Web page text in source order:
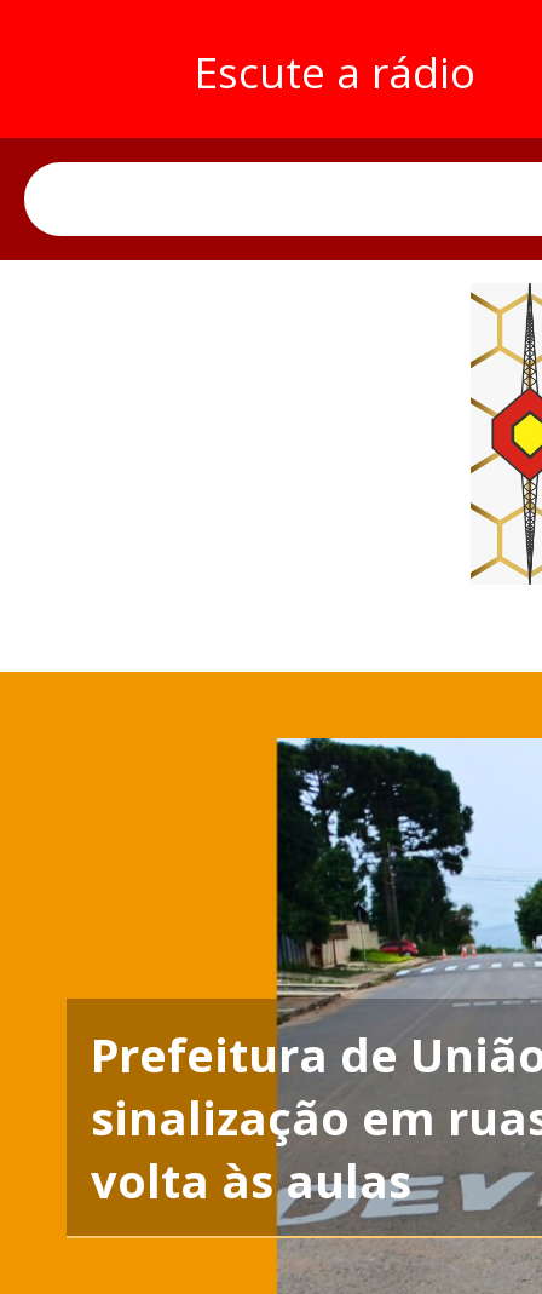
Escute a rádio
Prefeitura de
sinalização em
volta às aulas